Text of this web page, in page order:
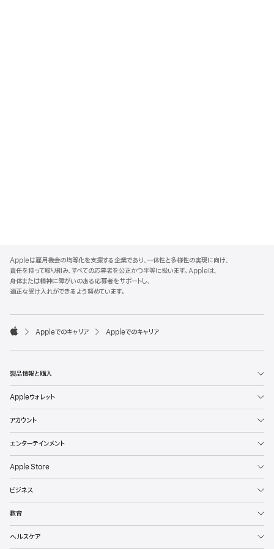
p
p
l
e
o
t
Appleは雇用機会の均等化を支援する企業であり、一体性と多様性の実現に向け、
責任を持って取り組み、すべての応募者を公正かつ平等に扱います。Appleは、
身体または精神に障がいのある応募者をサポートし、
適正な受け入れができるよう努めています。

p
l
Appleでのキャリア Appleでのキャリア
製品情報と購入
Appleウォレット
アカウント
エンターテインメント
Apple Store
ビジネス
教育
ヘルスケア